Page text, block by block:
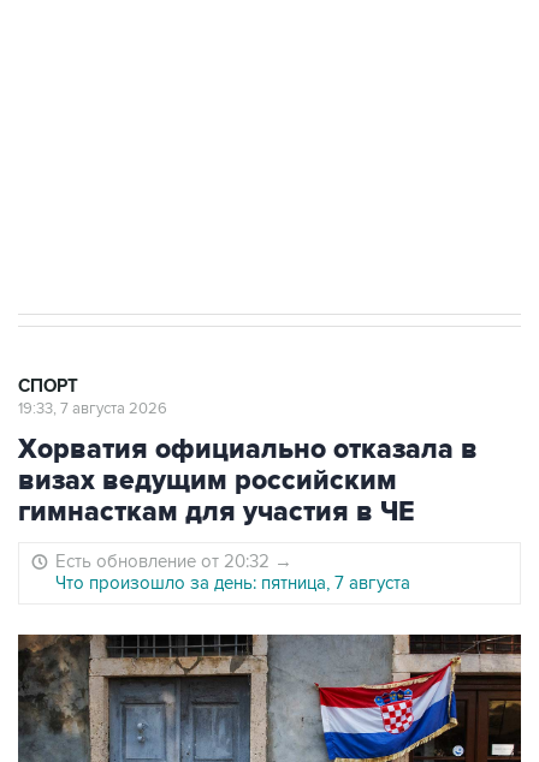
СПОРТ
19:33, 7 августа 2026
Хорватия официально отказала в
визах ведущим российским
гимнасткам для участия в ЧЕ
Есть обновление от 20:32 →
Что произошло за день: пятница, 7 августа